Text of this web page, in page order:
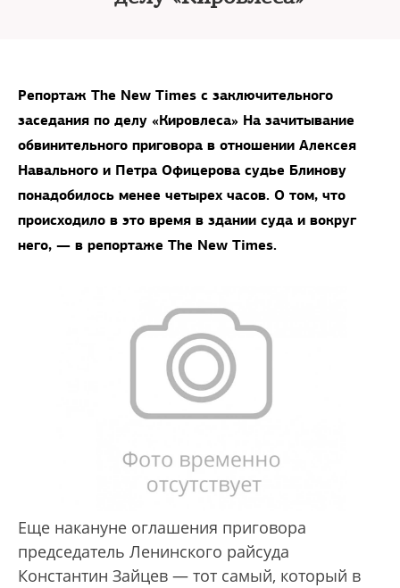
Репортаж The New Times с заключительного
заседания по делу «Кировлеса» На зачитывание
обвинительного приговора в отношении Алексея
Навального и Петра Офицерова судье Блинову
понадобилось менее четырех часов. О том, что
происходило в это время в здании суда и вокруг
него, — в репортаже The New Times.
Еще накануне оглашения приговора
председатель Ленинского райсуда
Константин Зайцев — тот самый, который в